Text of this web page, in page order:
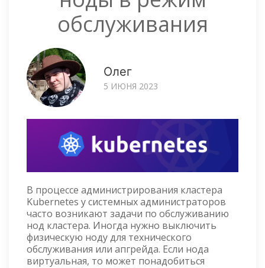
обслуживания
Олег
5 ИЮНЯ 2023
В процессе администрирования кластера
Kubernetes у системных администраторов
часто возникают задачи по обслуживанию
нод кластера. Иногда нужно выключить
физическую ноду для технического
обслуживания или апгрейда. Если нода
виртуальная, то может понадобиться